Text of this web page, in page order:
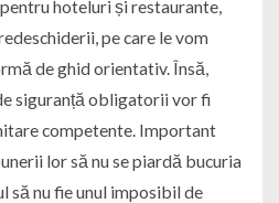
hoteluri și restaurante,
pe care le vom
de ghid orientativ. Însă,
siguranță obligatorii vor fi
competente. Important
lor să nu se piardă bucuria
să nu fie unul imposibil de